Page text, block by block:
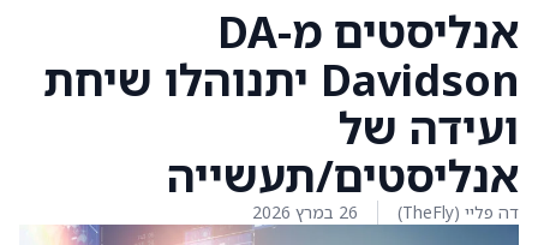
אנליסטים מ-DA
Davidson יתנוהלו שיחת
ועידה של
אנליסטים/תעשייה
דה פליי (TheFly) 26 במרץ 2026